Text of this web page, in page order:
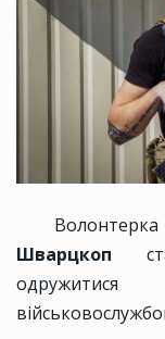
Шварцкоп